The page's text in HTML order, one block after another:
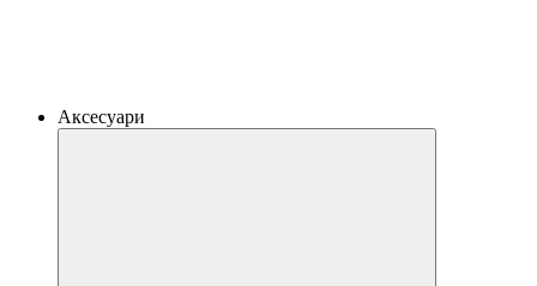
Аксесуари